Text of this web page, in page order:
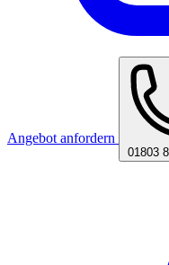
Angebot anfordern
01803